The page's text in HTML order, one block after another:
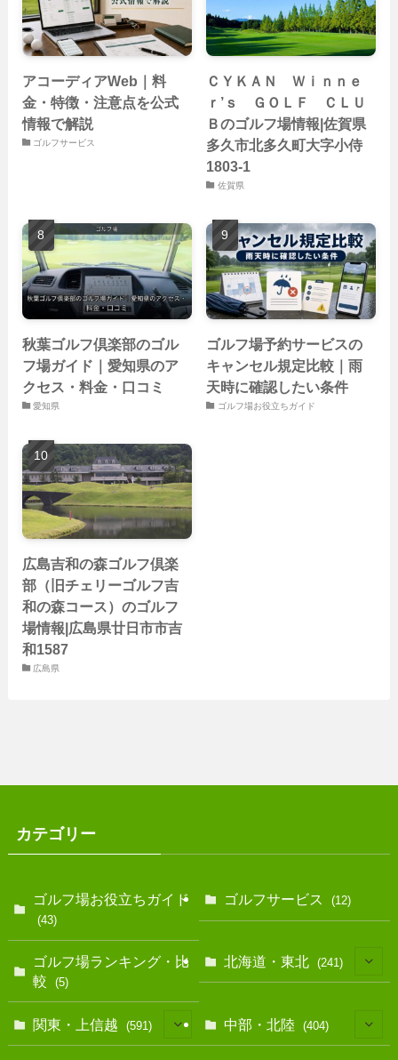
アコーディアWeb｜料
金・特徴・注意点を公式
情報で解説
ゴルフサービス
ＣＹＫＡＮ Ｗｉｎｎｅ
ｒ’ｓ ＧＯＬＦ ＣＬＵ
Ｂのゴルフ場情報|佐賀県
多久市北多久町大字小侍
1803-1
佐賀県
秋葉ゴルフ倶楽部のゴル
フ場ガイド｜愛知県のア
クセス・料金・口コミ
愛知県
ゴルフ場予約サービスの
キャンセル規定比較｜雨
天時に確認したい条件
ゴルフ場お役立ちガイド
広島吉和の森ゴルフ倶楽
部（旧チェリーゴルフ吉
和の森コース）のゴルフ
場情報|広島県廿日市市吉
和1587
広島県
カテゴリー
ゴルフ場お役立ちガイド
(43)
ゴルフサービス (12)
ゴルフ場ランキング・比
較
(5)
北海道・東北 (241)
関東・上信越 (591) 中部・北陸 (404)